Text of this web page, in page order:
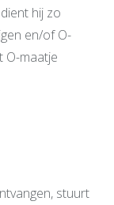
hij zo
en/of O-
O-maatje
stuurt